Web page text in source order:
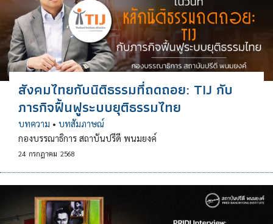
สังคมไทยกับนิติธรรมที่ถดถอย: TIJ กับ
ภารกิจฟื้นฟูระบบยุติธรรมไทย
บทความ • บทสัมภาษณ์
กองบรรณาธิการ สถาบันปรีดี พนมยงค์
24 กรกฎาคม 2568